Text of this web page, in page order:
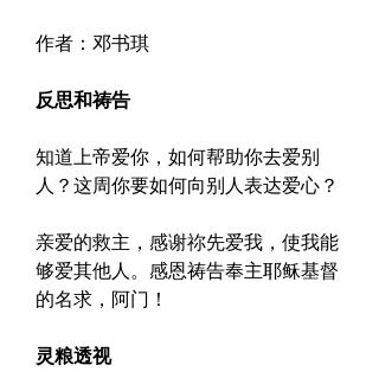
作者：邓书琪
反思和祷告
知道上帝爱你，如何帮助你去爱别
人？这周你要如何向别人表达爱心？
亲爱的救主，感谢祢先爱我，使我能
够爱其他人。感恩祷告奉主耶稣基督
的名求，阿门！
灵粮透视